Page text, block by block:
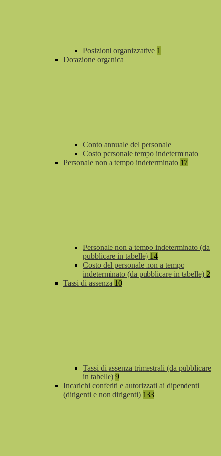
Posizioni organizzative 1
Dotazione organica
Conto annuale del personale
Costo personale tempo indeterminato
Personale non a tempo indeterminato 17
Personale non a tempo indeterminato (da
pubblicare in tabelle) 14
Costo del personale non a tempo
indeterminato (da pubblicare in tabelle) 2
Tassi di assenza 10
Tassi di assenza trimestrali (da pubblicare
in tabelle) 9
Incarichi conferiti e autorizzati ai dipendenti
(dirigenti e non dirigenti) 133